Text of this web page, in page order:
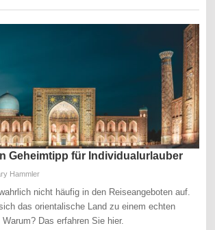
Geheimtipp für Individualurlauber
Hammler
nicht häufig in den Reiseangeboten auf.
das orientalische Land zu einem echten
Das erfahren Sie hier.